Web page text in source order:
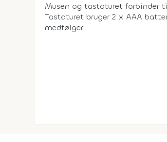
Musen og tastaturet forbinder
Tastaturet bruger 2 x AAA
medfølger.